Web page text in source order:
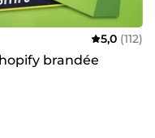
5,0 (112)
brandée